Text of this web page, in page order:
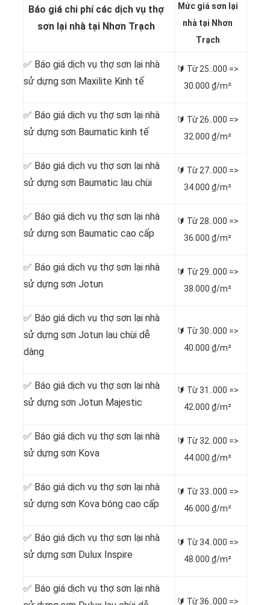
Báo giá chi phí các dịch vụ thợ
sơn lại nhà tại Nhơn Trạch
Mức giá sơn lại
nhà tại Nhơn
Trạch
✅ Báo giá dịch vụ thợ sơn lại nhà
sử dựng sơn Maxilite Kinh tế
🔰 Từ 25..000 =>
30.000 ₫/m²
✅ Báo giá dịch vụ thợ sơn lại nhà
sử dựng sơn Baumatic kinh tế
🔰 Từ 26..000 =>
32.000 ₫/m²
✅ Báo giá dịch vụ thợ sơn lại nhà
sử dựng sơn Baumatic lau chùi
🔰 Từ 27..000 =>
34.000 ₫/m²
✅ Báo giá dịch vụ thợ sơn lại nhà
sử dựng sơn Baumatic cao cấp
🔰 Từ 28..000 =>
36.000 ₫/m²
✅ Báo giá dịch vụ thợ sơn lại nhà
sử dựng sơn Jotun
🔰 Từ 29..000 =>
38.000 ₫/m²
✅ Báo giá dịch vụ thợ sơn lại nhà
sử dựng sơn Jotun lau chùi dễ
dàng
🔰 Từ30..000 =>
40.000 ₫/m²
✅ Báo giá dịch vụ thợ sơn lại nhà
sử dựng sơn Jotun Majestic
🔰 Từ31..000 =>
42.000 ₫/m²
✅ Báo giá dịch vụ thợ sơn lại nhà
sử dựng sơn Kova
🔰 Từ32..000 =>
44.000 ₫/m²
✅ Báo giá dịch vụ thợ sơn lại nhà
sử dựng sơn Kova bóng cao cấp
🔰 Từ33..000 =>
46.000 ₫/m²
✅ Báo giá dịch vụ thợ sơn lại nhà
sử dựng sơn Dulux Inspire
🔰 Từ34..000 =>
48.000 ₫/m²
✅ Báo giá dịch vụ thợ sơn lại nhà
🔰 Từ36..000 =>